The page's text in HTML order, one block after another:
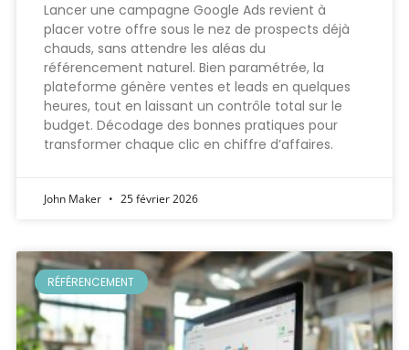
Lancer une campagne Google Ads revient à
placer votre offre sous le nez de prospects déjà
chauds, sans attendre les aléas du
référencement naturel. Bien paramétrée, la
plateforme génère ventes et leads en quelques
heures, tout en laissant un contrôle total sur le
budget. Décodage des bonnes pratiques pour
transformer chaque clic en chiffre d’affaires.
John Maker 25 février 2026
RÉFÉRENCEMENT